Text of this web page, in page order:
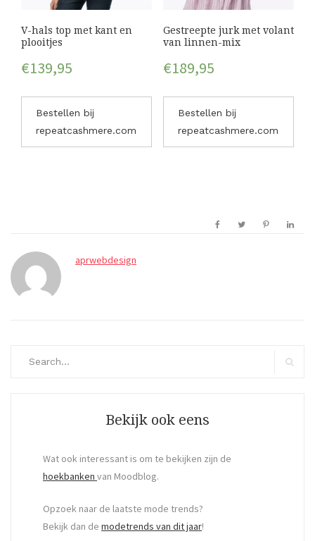
V-hals top met kant en
plooitjes
€139,95
Bestellen bij
repeatcashmere.com
Gestreepte jurk met volant
van linnen-mix
€189,95
Bestellen bij
repeatcashmere.com
aprwebdesign
Bekijk ook eens
Wat ook interessant is om te bekijken zijn de
hoekbanken van Moodblog.
Opzoek naar de laatste mode trends?
Bekijk dan de modetrends van dit jaar!